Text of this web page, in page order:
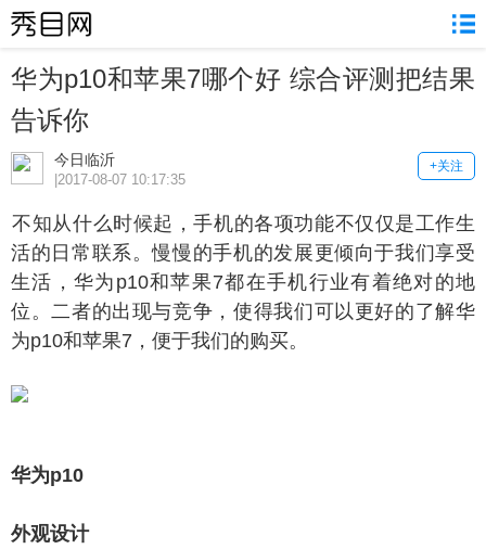
华为p10和苹果7哪个好 综合评测把结果
告诉你
今日临沂 +关注
|2017-08-07 10:17:35
从什么时候起，手机的各项功能不仅仅是工作生
活的日常联系。慢慢的手机的发展更倾向于我们享受
生活，华为p10和苹果7都在手机行业有着绝对的地
位。二者的出现与竞争，使得我们可以更好的了解华
为p10和苹果7，便于我们的购买。
p10
设计